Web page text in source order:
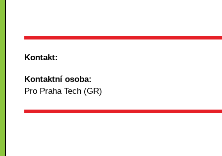
Kontakt:
Kontaktní osoba:
Pro Praha Tech (GR)